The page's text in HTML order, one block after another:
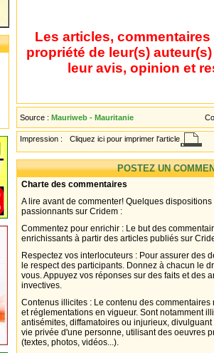
Les articles,
propriété de leur(s)
leur avis, opinion et
Source : Mauriweb - Mauritanie
Impression : Cliquez ici pour imprimer l'article
POSTEZ UN
Charte des commentaires
A lire avant de commenter! Quelques
passionnants sur Cridem :
Commentez pour enrichir : Le but des
enrichissants à partir des articles publiés sur
Respectez vos interlocuteurs : Pour assurer des
le respect des participants. Donnez à chacun le
vous. Appuyez vos réponses sur des faits et des
invectives.
Contenus illicites : Le contenu des
et réglementations en vigueur. Sont notamment
antisémites, diffamatoires ou injurieux,
vie privée d'une personne, utilisant des oeuvres
(textes, photos, vidéos...).